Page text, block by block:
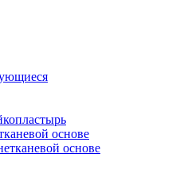
основе
основе